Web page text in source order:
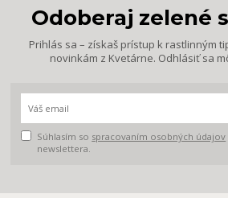
Odoberaj zelené
Prihlás sa – získaš prístup k rastlinným
novinkám z Kvetárne. Odhlásiť sa
Súhlasím so spracovaním osobných údajov
newslettera.